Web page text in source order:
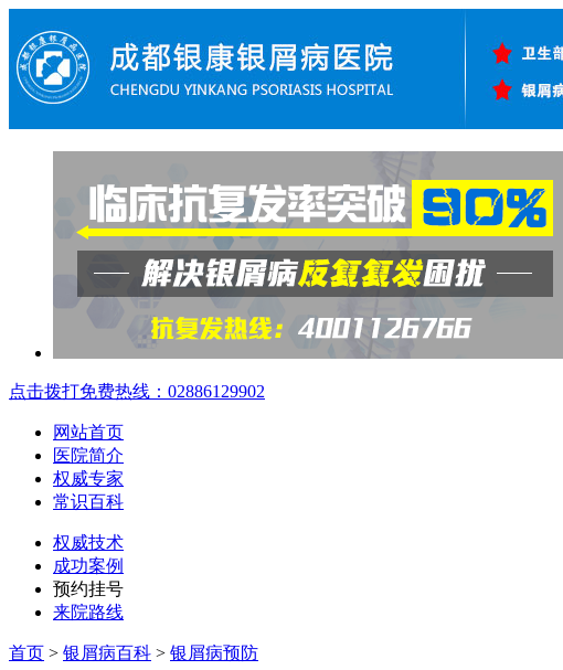
点击拨打免费热线：02886129902
网站首页
医院简介
权威专家
常识百科
权威技术
成功案例
预约挂号
来院路线
首页 > 银屑病百科 > 银屑病预防